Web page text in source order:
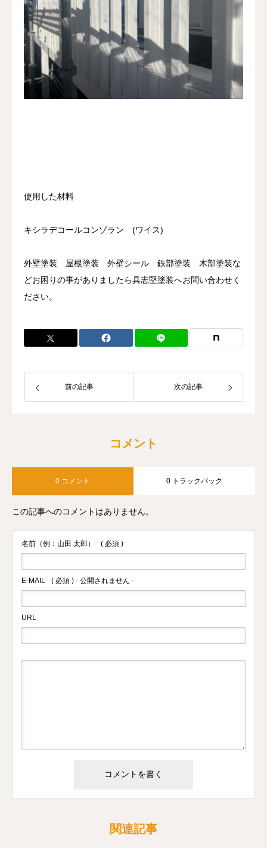
使用した材料
キシラデコールコンゾラン (ワイス)
外壁塗装 屋根塗装 外壁シール 鉄部塗装 木部塗装な
どお困りの事がありましたら具志堅塗装へお問い合わせく
ださい。
前の記事 次の記事
コメント
0 コメント 0 トラックバック
この記事へのコメントはありません。
名前（例：山田 太郎） ( 必須 )
E-MAIL ( 必須 ) - 公開されません -
URL
関連記事